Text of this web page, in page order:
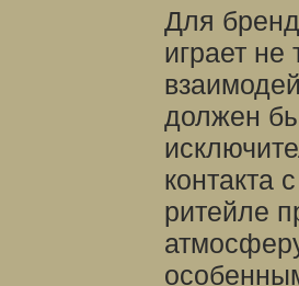
Для
играет не
должен
контакта
ритейле